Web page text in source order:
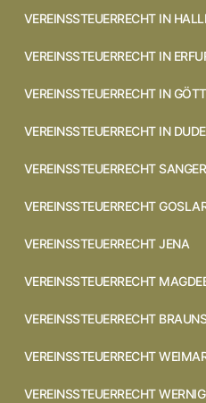
VEREINSSTEUERRECHT IN
VEREINSSTEUERRECHT IN
VEREINSSTEUERRECHT IN
VEREINSSTEUERRECHT IN
VEREINSSTEUERRECHT
VEREINSSTEUERRECHT
VEREINSSTEUERRECHT JENA
VEREINSSTEUERRECHT
VEREINSSTEUERRECHT
VEREINSSTEUERRECHT
VEREINSSTEUERRECHT